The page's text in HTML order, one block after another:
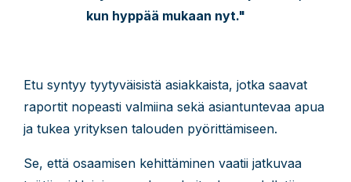
kun hyppää mukaan nyt."
Etu syntyy tyytyväisistä asiakkaista, jotka saavat
raportit nopeasti valmiina sekä asiantuntevaa apua
ja tukea yrityksen talouden pyörittämiseen.
Se, että osaamisen kehittäminen vaatii jatkuvaa